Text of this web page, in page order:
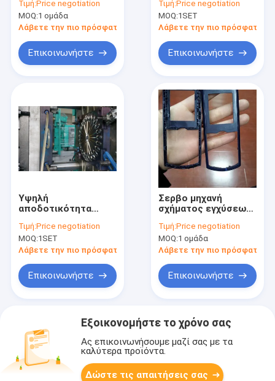
γρήγορου φαγητού
CP
Τιμή:Price negotiation
MOQ:1 ομάδα
Λάβετε την πιο πρόσφατη τιμή
Επικοινωνήστε
για Eletrical/τα
ιατρικά πλαστικά
προϊόντα
Τιμή:Price negotiation
MOQ:1SET
Λάβετε την πιο πρόσφατη
Επικοινωνήστε
Υψηλή
αποδοτικότητα
χτυπήματος
εγχύσεων PE PP για
το δίκρανο και το
κουταλιών
Τιμή:Price negotiation
MOQ:1SET
Λάβετε την πιο πρόσφατη τιμή
Επικοινωνήστε
Σερβο μηχανή
σχήματος εγχύσεων
συστημάτων με το
πυροβοληθε'ν βάρος
150g για την κινητή
Τιμή:Price negotiation
MOQ:1 ομάδα
Λάβετε την πιο πρόσφατη
Επικοινωνήστε
Εξοικονομήστε το χρόνο σας
Ας επικοινωνήσουμε μαζί σας με τα
καλύτερα προϊόντα.
Δώστε τις απαιτήσεις σας